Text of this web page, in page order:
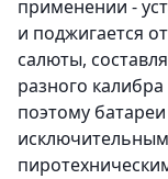
применении -
и поджигается
салюты,
разного
поэтому